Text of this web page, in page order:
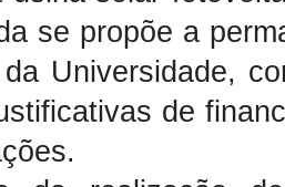
se propõe a
Universidade,
de